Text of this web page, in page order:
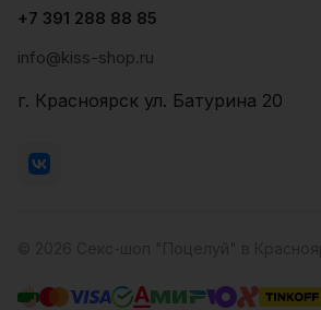
+7 391 288 88 85
info@kiss-shop.ru
г. Красноярск ул. Батурина 20